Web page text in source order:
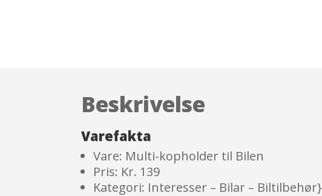
Beskrivelse
Varefakta
Vare: Multi-kopholder til Bilen
Pris: Kr. 139
Kategori: Interesser – Bilar – Biltilbehør}